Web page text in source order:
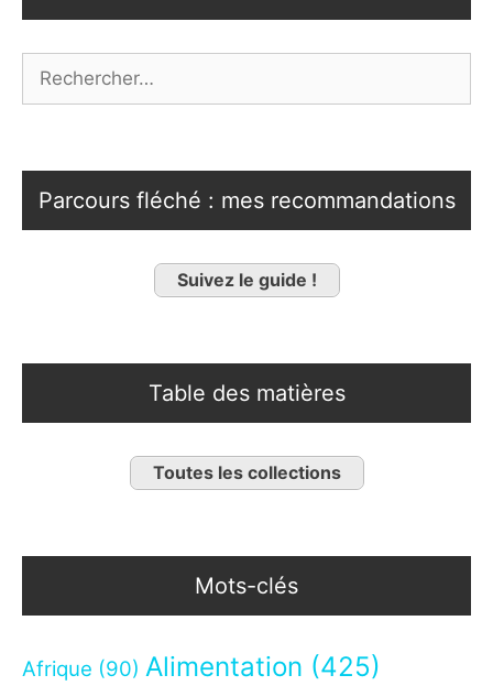
Parcours fléché : mes recommandations
Suivez le guide !
Table des matières
Toutes les collections
Mots-clés
Afrique (90) Alimentation (425)